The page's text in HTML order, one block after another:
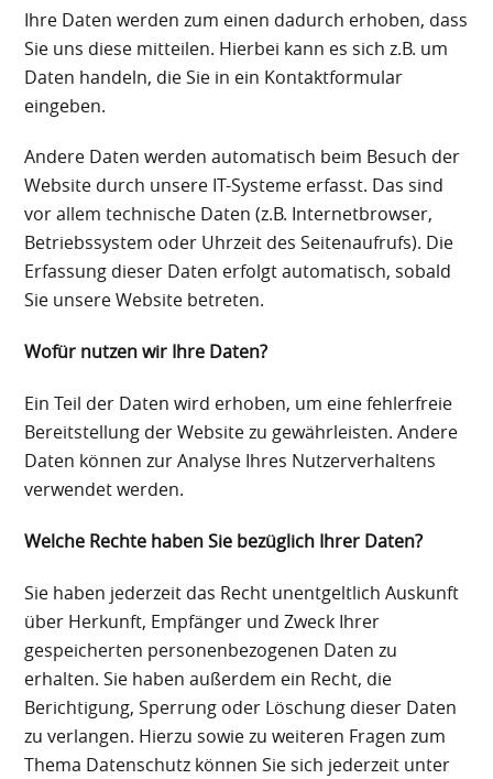
Ihre Daten werden zum einen dadurch erhoben, dass
Sie uns diese mitteilen. Hierbei kann es sich z.B. um
Daten handeln, die Sie in ein Kontaktformular
eingeben.
Andere Daten werden automatisch beim Besuch der
Website durch unsere IT-Systeme erfasst. Das sind
vor allem technische Daten (z.B. Internetbrowser,
Betriebssystem oder Uhrzeit des Seitenaufrufs). Die
Erfassung dieser Daten erfolgt automatisch, sobald
Sie unsere Website betreten.
Wofür nutzen wir Ihre Daten?
Ein Teil der Daten wird erhoben, um eine fehlerfreie
Bereitstellung der Website zu gewährleisten. Andere
Daten können zur Analyse Ihres Nutzerverhaltens
verwendet werden.
Welche Rechte haben Sie bezüglich Ihrer Daten?
Sie haben jederzeit das Recht unentgeltlich Auskunft
über Herkunft, Empfänger und Zweck Ihrer
gespeicherten personenbezogenen Daten zu
erhalten. Sie haben außerdem ein Recht, die
Berichtigung, Sperrung oder Löschung dieser Daten
zu verlangen. Hierzu sowie zu weiteren Fragen zum
Thema Datenschutz können Sie sich jederzeit unter